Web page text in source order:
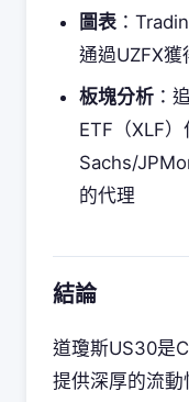
圖表 ：
通過UZFX獲
板塊分析 ：
ETF（XLF
Sachs/
的代理
結論
道瓊斯US30是
提供深厚的流